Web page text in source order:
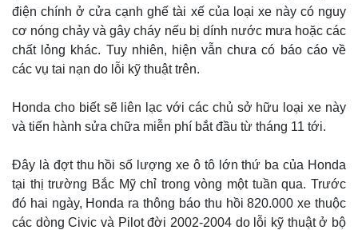
điện chính ở cửa cạnh ghế tài xế của loại xe này có nguy
cơ nóng chảy và gây cháy nếu bị dính nước mưa hoặc các
chất lỏng khác. Tuy nhiên, hiện vẫn chưa có báo cáo về
các vụ tai nạn do lỗi kỹ thuật trên.
Honda cho biết sẽ liên lạc với các chủ sở hữu loại xe này
và tiến hành sửa chữa miễn phí bắt đầu từ tháng 11 tới.
Đây là đợt thu hồi số lượng xe ô tô lớn thứ ba của Honda
tại thị trường Bắc Mỹ chỉ trong vòng một tuần qua. Trước
đó hai ngày, Honda ra thông báo thu hồi 820.000 xe thuộc
các dòng Civic và Pilot đời 2002-2004 do lỗi kỹ thuật ở bộ